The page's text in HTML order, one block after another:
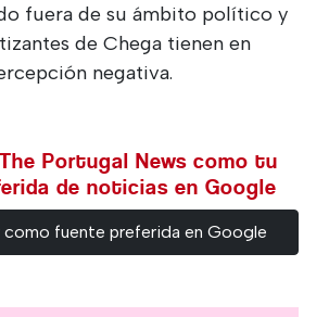
fuera de su ámbito político y
de Chega tienen en
negativa.
Portugal News como tu
de noticias en Google
como fuente preferida en Google